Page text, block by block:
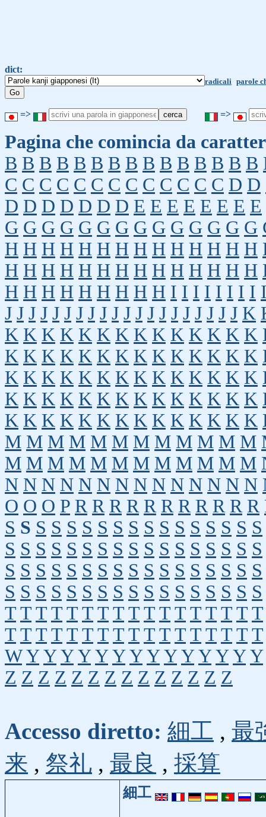
dict:
radicali parole
=> =>
Pagina che comincia da
B B B B B B B B B B B B B B B
C C C C C C C C C C C C C D D
D D D D D D D E E E E E E E E
G G G G G G G G G G G G G G
H H H H H H H H H H H H H H
H H H H H H H H H H H H H H
H H H H H H H H H I I I I I I I I
J J J J J J J J J J J J J J J J J J J J K
K K K K K K K K K K K K K K
K K K K K K K K K K K K K K
K K K K K K K K K K K K K K
K K K K K K K K K K K K K K
K K K K K K K K K K K K K K
M M M M M M M M M M M M
M M M M M M M M M M M M
N N N N N N N N N N N N N N
O O O P R R R R R R R R R R R
S S S S S S S S S S S S S S S S S
S S S S S S S S S S S S S S S S S
S S S S S S S S S S S S S S S S S
S S S S S S S S S S S S S S S S S
T T T T T T T T T T T T T T T T T
T T T T T T T T T T T T T T T T T
W Y Y Y Y Y Y Y Y Y Y Y Y Y Y
Z Z Z Z Z Z Z Z Z Z Z Z Z Z
Accesso diretto: 細工 , 最
来 , 祭礼 , 最良 , 採算
細工